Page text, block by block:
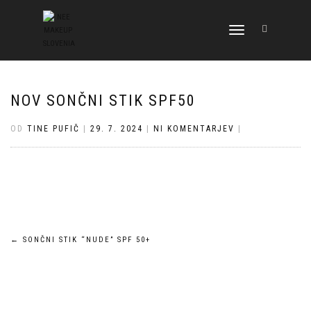
VKLOPI/IZKLOPI
NOV SONČNI STIK SPF50
OD TINE PUFIČ 29. 7. 2024 NI KOMENTARJEV
Navigacija
← SONČNI STIK “NUDE” SPF 50+